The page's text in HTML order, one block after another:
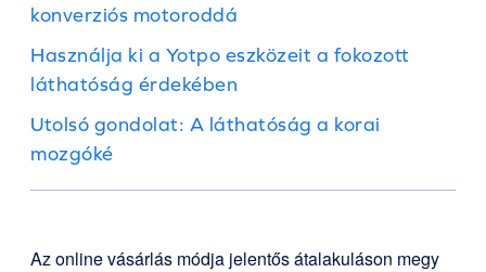
konverziós motoroddá
Használja ki a Yotpo eszközeit a fokozott
láthatóság érdekében
Utolsó gondolat: A láthatóság a korai
mozgóké
Az online vásárlás módja jelentős átalakuláson megy